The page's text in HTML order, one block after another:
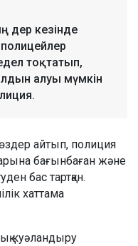
дер кезінде
тоқтатып,
алуы мүмкін
айтып, полиция
бағынбаған және
бас тартқан.
хаттама
куәландыру